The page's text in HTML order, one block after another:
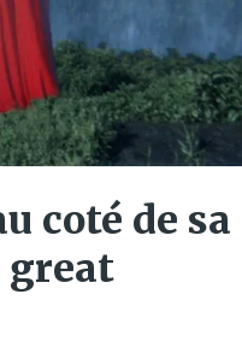
coté de sa
great